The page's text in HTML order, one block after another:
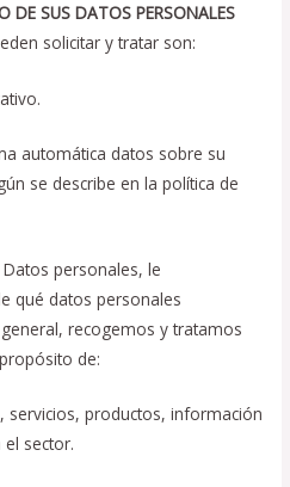
DE SUS DATOS PERSONALES
solicitar y tratar son:
automática datos sobre su
se describe en la política de
personales, le
qué datos personales
recogemos y tratamos
de:
productos, información
sector.